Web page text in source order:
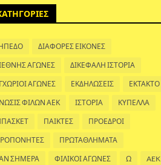
ΔΙΑΦΟΡΕΣ ΕΙΚΟΝΕΣ
ΑΓΩΝΕΣ ΔΙΚΕΦΑΛΗ ΙΣΤΟΡΙΑ
ΑΓΩΝΕΣ ΕΚΔΗΛΩΣΕΙΣ ΕΚΤΑΚΤΟ
ΦΙΛΩΝ ΑΕΚ ΙΣΤΟΡΙΑ ΚΥΠΕΛΛΑ
ΠΑΙΚΤΕΣ ΠΡΟΕΔΡΟΙ
ΠΡΩΤΑΘΛΗΜΑΤΑ
ΣΗΜΕΡΑ ΦΙΛΙΚΟΙ ΑΓΩΝΕΣ Ω AEK